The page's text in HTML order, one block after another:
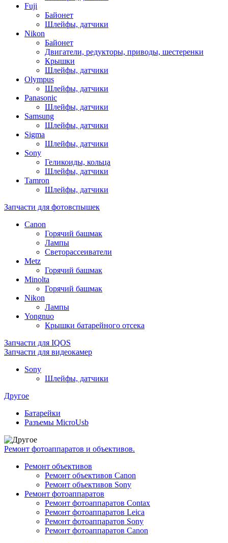
Fuji
Байонет
Шлейфы, датчики
Nikon
Байонет
Двигатели, редукторы, приводы, шестеренки
Крышки
Шлейфы, датчики
Olympus
Шлейфы, датчики
Panasonic
Шлейфы, датчики
Samsung
Шлейфы, датчики
Sigma
Шлейфы, датчики
Sony
Геликоиды, кольца
Шлейфы, датчики
Tamron
Шлейфы, датчики
Запчасти для фотовспышек
Canon
Горячий башмак
Лампы
Светорассеиватели
Metz
Горячий башмак
Minolta
Горячий башмак
Nikon
Лампы
Yongnuo
Крышки батарейного отсека
Запчасти для IQOS
Запчасти для видеокамер
Sony
Шлейфы, датчики
Другое
Батарейки
Разъемы MicroUsb
Ремонт фотоаппаратов и объективов.
Ремонт объективов
Ремонт объективов Canon
Ремонт объективов Sony
Ремонт фотоаппаратов
Ремонт фотоаппаратов Contax
Ремонт фотоаппаратов Leica
Ремонт фотоаппаратов Sony
Ремонт фотоаппаратов Canon